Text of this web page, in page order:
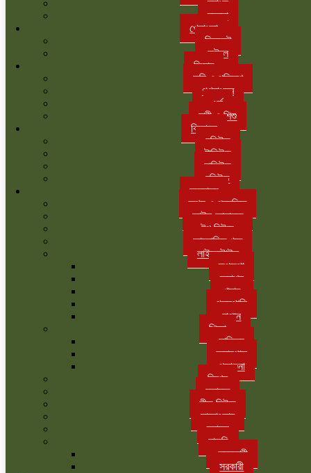
ব্যাংক
ব্যবসা
খেলাধুলা
ক্রিকেট
ফুটবল
ফিচার
কৃষি ও পরিবেশ
গণমাধ্যম
ধর্ম
নারী ও শিশু
বিনোদন
হলিউড
টালিউড
ঢালিউড
বলিউড
অন্যান্য
তথ্য ও প্রযুক্তি
আইন-আদালত
টপ নিউজ
আলোচিত খবর
লাইফস্টাইল
রূপকথা
ফ্যাশন
খাবার
গৃহস্থালি
বাগান
শিক্ষা
সাহিত্য
ক্যাম্পাস
পড়াশুনা
বিশেষ
মতামত
লীড নিউজ
সাক্ষাৎকার
স্বাস্থ্য
চাকরি
বেসরকারী
সরকারী